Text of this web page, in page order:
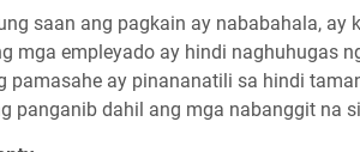
saan ang pagkain ay nababahala,
mga empleyado ay hindi naghuhugas
pamasahe ay pinananatili sa hindi
panganib dahil ang mga nabanggit na